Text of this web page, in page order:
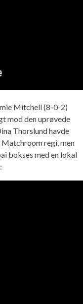
Mitchell (8-0-2)
mod den uprøvede
Thorslund havde
regi, men
bokses med en lokal